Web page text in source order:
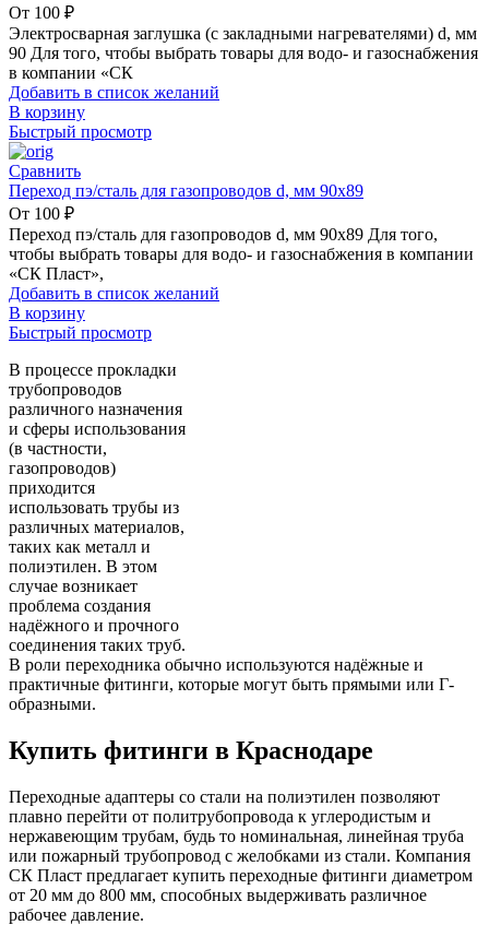
От 100 ₽
Электросварная заглушка (с закладными нагревателями) d, мм
90 Для того, чтобы выбрать товары для водо- и газоснабжения
в компании «СК
Добавить в список желаний
В корзину
Быстрый просмотр
Сравнить
Переход пэ/сталь для газопроводов d, мм 90х89
От 100 ₽
Переход пэ/сталь для газопроводов d, мм 90х89 Для того,
чтобы выбрать товары для водо- и газоснабжения в компании
«СК Пласт»,
Добавить в список желаний
В корзину
Быстрый просмотр
В процессе прокладки
трубопроводов
различного назначения
и сферы использования
(в частности,
газопроводов)
приходится
использовать трубы из
различных материалов,
таких как металл и
полиэтилен. В этом
случае возникает
проблема создания
надёжного и прочного
соединения таких труб.
В роли переходника обычно используются надёжные и
практичные фитинги, которые могут быть прямыми или Г-
образными.
Купить фитинги в Краснодаре
Переходные адаптеры со стали на полиэтилен позволяют
плавно перейти от политрубопровода к углеродистым и
нержавеющим трубам, будь то номинальная, линейная труба
или пожарный трубопровод с желобками из стали. Компания
СК Пласт предлагает купить переходные фитинги диаметром
от 20 мм до 800 мм, способных выдерживать различное
рабочее давление.